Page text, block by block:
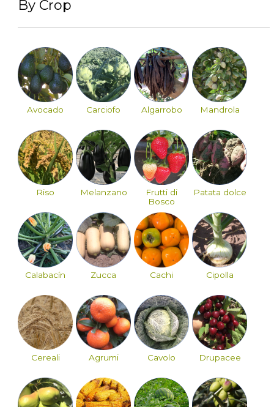
By Crop
Avocado Carciofo Algarrobo Mandrola
Riso Melanzano
Frutti di
Bosco
Patata dolce
Calabacín Zucca Cachi Cipolla
Cereali Agrumi Cavolo Drupacee